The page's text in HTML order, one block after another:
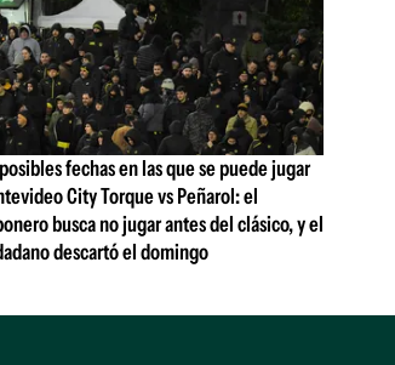
fechas en las que se puede jugar
City Torque vs Peñarol: el
busca no jugar antes del clásico, y el
descartó el domingo